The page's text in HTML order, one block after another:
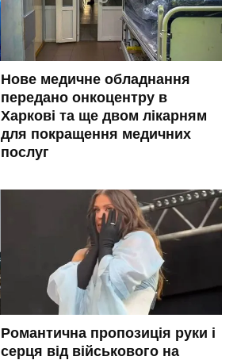
Нове медичне обладнання
передано онкоцентру в
Харкові та ще двом лікарням
для покращення медичних
послуг
Романтична пропозиція руки і
серця від військового на